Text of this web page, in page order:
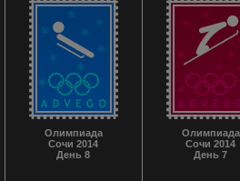
Олимпиада
Сочи 2014
День 8
Олимпиада
Сочи 2014
День 7